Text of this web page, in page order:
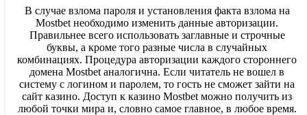
В случае взлома пароля и установления факта взлома на
Mostbet необходимо изменить данные авторизации.
Правильнее всего использовать заглавные и строчные
буквы, а кроме того разные числа в случайных
комбинациях. Процедура авторизации каждого стороннего
домена Mostbet аналогична. Если читатель не вошел в
систему с логином и паролем, то гость не сможет зайти на
сайт казино. Доступ к казино Mostbet можно получить из
любой точки мира и, словно самое главное, в любое время.